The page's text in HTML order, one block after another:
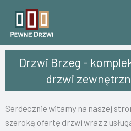
Przejdź
treści
Drzwi Brzeg -
drzwi
Serdecznie witamy na naszej
szeroką ofertę drzwi wraz z